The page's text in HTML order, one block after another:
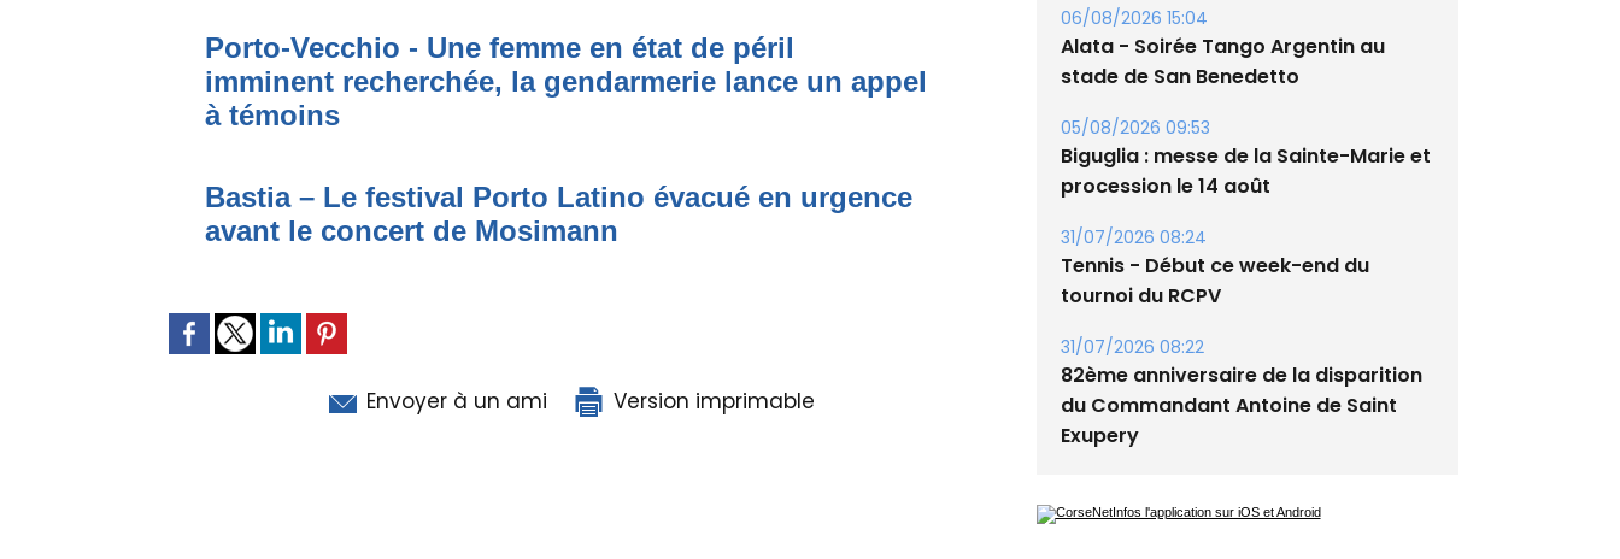
Porto-Vecchio - Une femme en état de péril
imminent recherchée, la gendarmerie lance un appel
à témoins
Bastia – Le festival Porto Latino évacué en urgence
avant le concert de Mosimann
Envoyer à un ami Version imprimable
stade de San Benedetto
05/08/2026 09:53
procession le 14 août
31/07/2026 08:24
Tennis - Début ce week-end du
tournoi du RCPV
31/07/2026 08:22
du Commandant Antoine de Saint
Exupery
Les plus lus